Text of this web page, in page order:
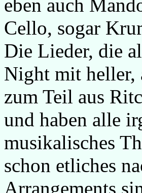
eben auch
Cello, sogar
Die Lieder, die
Night mit heller,
zum Teil aus
und haben alle
musikalisches
schon etliches
Arrangements